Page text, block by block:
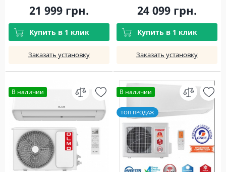
21 999 грн.
Купить в 1 клик
Заказать установку
24 099 грн.
Купить в 1 клик
Заказать установку
В наличии В наличии
ТОП ПРОДАЖ